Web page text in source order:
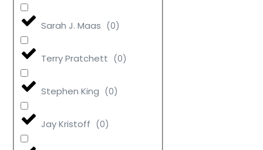
Sarah J. Maas (0)
Terry Pratchett (0)
Stephen King (0)
Jay Kristoff (0)